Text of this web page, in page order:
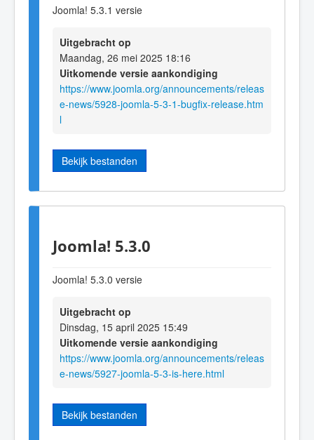
Joomla! 5.3.1 versie
Uitgebracht op
Maandag, 26 mei 2025 18:16
Uitkomende versie aankondiging
https://www.joomla.org/announcements/releas
e-news/5928-joomla-5-3-1-bugfix-release.htm
l
Bekijk bestanden
Joomla! 5.3.0
Joomla! 5.3.0 versie
Uitgebracht op
Dinsdag, 15 april 2025 15:49
Uitkomende versie aankondiging
https://www.joomla.org/announcements/releas
e-news/5927-joomla-5-3-is-here.html
Bekijk bestanden